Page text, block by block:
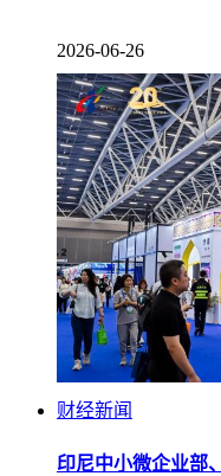
2026-06-26
财经新闻
印尼中小微企业部